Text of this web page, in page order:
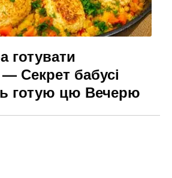
готувати
Секрет бабусі
готую цю Вечерю